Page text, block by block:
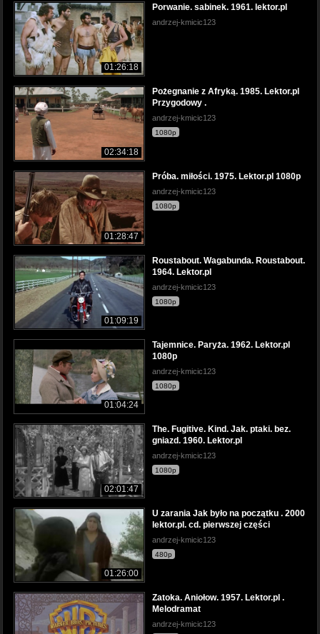
01:26:18
Porwanie. sabinek. 1961. lektor.pl
andrzej-kmicic123
02:34:18
Pożegnanie z Afryką. 1985. Lektor.pl
Przygodowy .
andrzej-kmicic123
1080p
01:28:47
Próba. miłości. 1975. Lektor.pl 1080p
andrzej-kmicic123
1080p
01:09:19
Roustabout. Wagabunda. Roustabout.
1964. Lektor.pl
andrzej-kmicic123
1080p
01:04:24
Tajemnice. Paryża. 1962. Lektor.pl
1080p
andrzej-kmicic123
1080p
02:01:47
The. Fugitive. Kind. Jak. ptaki. bez.
gniazd. 1960. Lektor.pl
andrzej-kmicic123
1080p
01:26:00
U zarania Jak było na początku . 2000
lektor.pl. cd. pierwszej części
andrzej-kmicic123
480p
Zatoka. Aniołow. 1957. Lektor.pl .
Melodramat
andrzej-kmicic123